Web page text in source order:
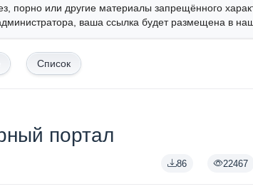
порно или другие материалы запрещённого
ваша ссылка будет размещена в
Список
портал
86 22467